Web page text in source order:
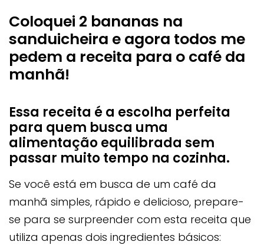
Coloquei 2 bananas na
sanduicheira e agora todos me
pedem a receita para o café da
manhã!
Essa receita é a escolha perfeita
para quem busca uma
alimentação equilibrada sem
passar muito tempo na cozinha.
Se você está em busca de um café da
manhã simples, rápido e delicioso, prepare-
se para se surpreender com esta receita que
utiliza apenas dois ingredientes básicos: